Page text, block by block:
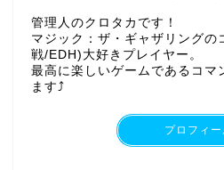
管理人のクロタカです！
マジック：ザ・ギャザリングの
戦/EDH)大好きプレイヤー。
最高に楽しいゲームであるコマ
ます⤴︎
プロフィー